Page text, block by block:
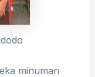
minuman